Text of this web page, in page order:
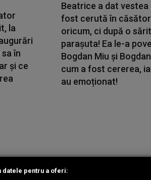
la
în
și ce
Beatrice a dat vestea
fost cerută în
oricum, ci după o
parașuta! Ea le-a
Bogdan Miu și
cum a fost cererea,
au emoționat!
pentru a oferi: